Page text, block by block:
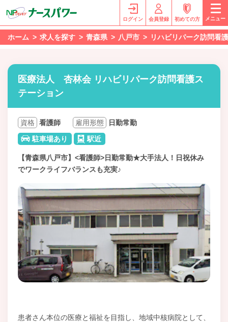
ログイン 会員登録 初めての方 メニュー
ホーム 求人を探す 青森県 八戸市 リハビリパーク訪問看
医療法人 杏林会 リハビリパーク訪問看護ス
テーション
資格 看護師 雇用形態
日勤常勤
駐車場あり
駅近
【青森県八戸市】<看護師>日勤常勤★大手法人！日祝休み
でワークライフバランスも充実♪
患者さん本位の医療と福祉を目指し、地域中核病院として、